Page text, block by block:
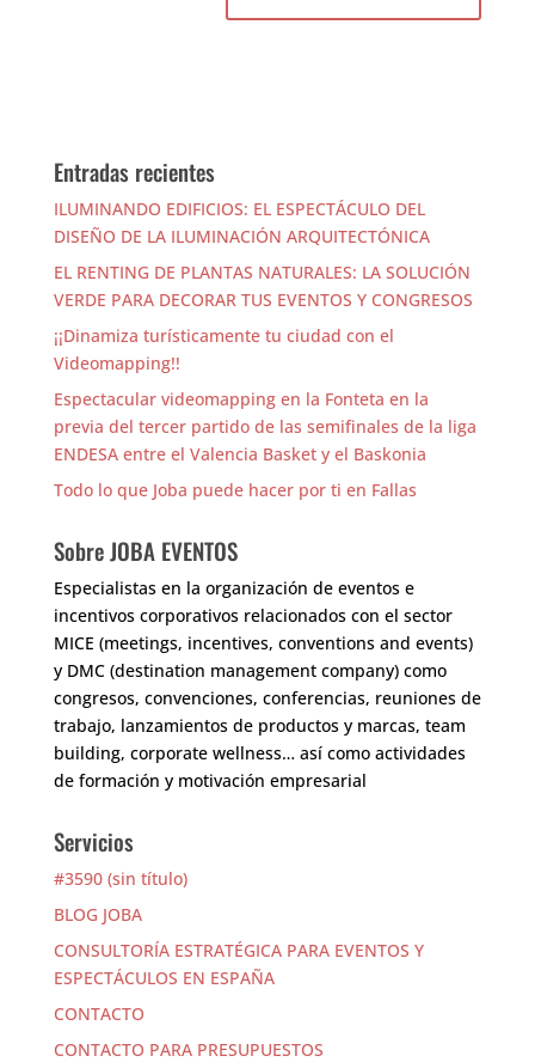
Entradas recientes
ILUMINANDO EDIFICIOS: EL ESPECTÁCULO DEL
DISEÑO DE LA ILUMINACIÓN ARQUITECTÓNICA
EL RENTING DE PLANTAS NATURALES: LA SOLUCIÓN
VERDE PARA DECORAR TUS EVENTOS Y CONGRESOS
¡¡Dinamiza turísticamente tu ciudad con el
Videomapping!!
Espectacular videomapping en la Fonteta en la
previa del tercer partido de las semifinales de la liga
ENDESA entre el Valencia Basket y el Baskonia
Todo lo que Joba puede hacer por ti en Fallas
Sobre JOBA EVENTOS
Especialistas en la organización de eventos e
incentivos corporativos relacionados con el sector
MICE (meetings, incentives, conventions and events)
y DMC (destination management company) como
congresos, convenciones, conferencias, reuniones de
trabajo, lanzamientos de productos y marcas, team
building, corporate wellness… así como actividades
de formación y motivación empresarial
Servicios
#3590 (sin título)
BLOG JOBA
CONSULTORÍA ESTRATÉGICA PARA EVENTOS Y
ESPECTÁCULOS EN ESPAÑA
CONTACTO
CONTACTO PARA PRESUPUESTOS